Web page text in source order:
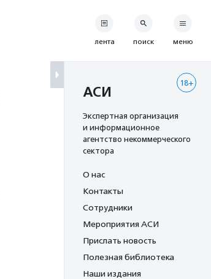
лента поиск меню
18+
АСИ
Экспертная организация
и информационное
агентство некоммерческого
сектора
О нас
Контакты
Сотрудники
Мероприятия АСИ
Прислать новость
Полезная библиотека
Наши издания